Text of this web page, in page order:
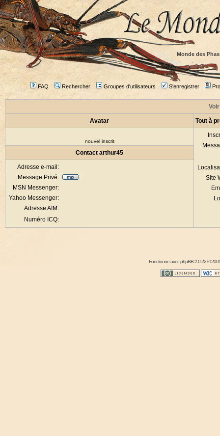
Monde des
FAQ Rechercher Groupes d'utilisateurs S'enregistrer
Avatar Tout à
nouvel inscrit
Site
Contact arthur45
Adresse e-mail:
Message Privé:
MSN Messenger:
Yahoo Messenger:
Adresse AIM:
Numéro ICQ:
Fonctionne avecphpBB2.0.22 ©